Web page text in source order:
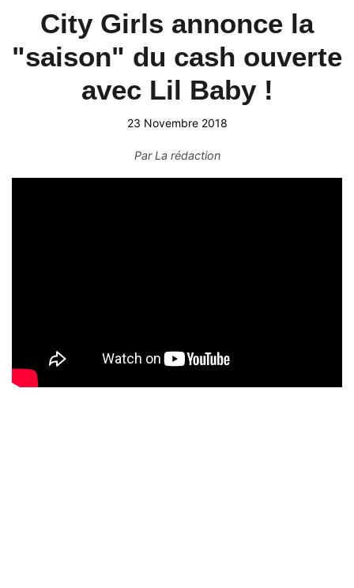
City Girls annonce la
"saison" du cash ouverte
avec Lil Baby !
23 Novembre 2018
ParLa rédaction